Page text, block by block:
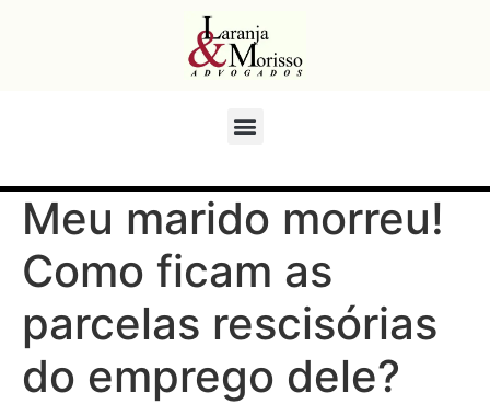
Meu marido morreu!
Como ficam as
parcelas rescisórias
do emprego dele?